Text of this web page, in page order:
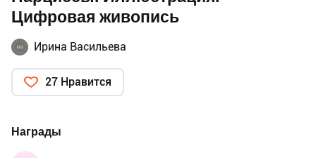
Цифровая живопись
Ирина Васильева
27 Нравится
Награды